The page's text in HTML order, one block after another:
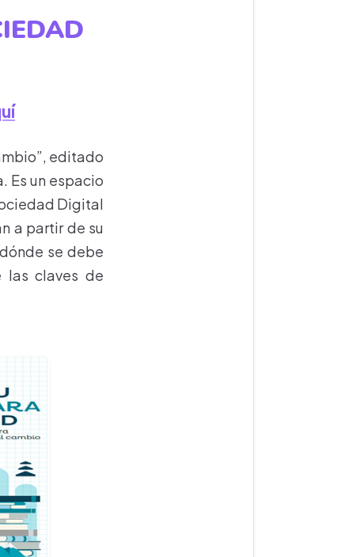
editado
Es un espacio
Digital
a partir de su
se debe
las claves de